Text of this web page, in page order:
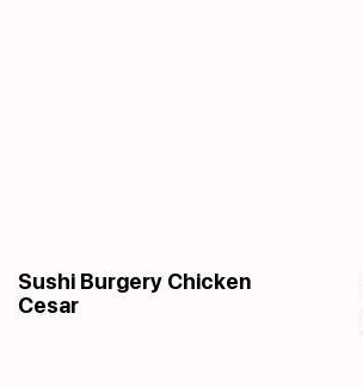
Sushi Burgery Chicken
Cesar